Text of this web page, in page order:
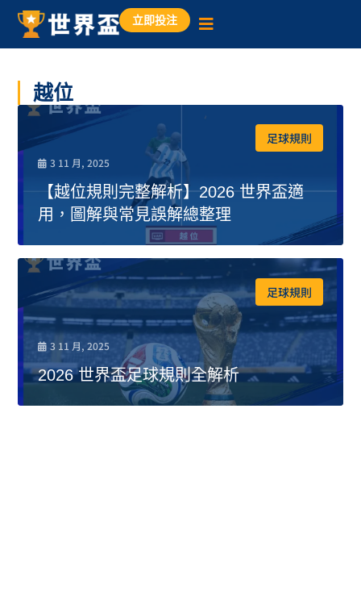
立即投注
越位
足球規則
3 11 月, 2025
【越位規則完整解析】2026 世界盃適
用，圖解與常見誤解總整理
足球規則
3 11 月, 2025
2026 世界盃足球規則全解析